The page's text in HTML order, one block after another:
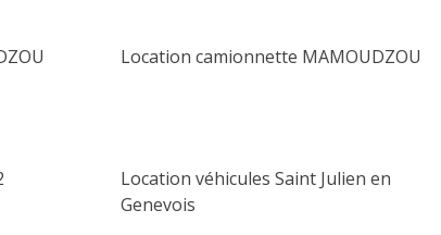
Location véhicules Saint Julien en
Genevois
Location camionnette MAMOUDZOU